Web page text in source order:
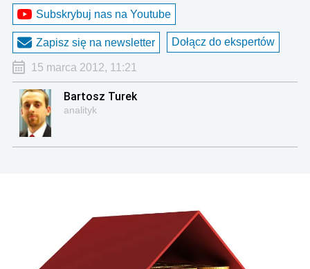
Subskrybuj nas na Youtube
Zapisz się na newsletter Dołącz do ekspertów
15 marca 2012, 11:21
Bartosz Turek
analityk